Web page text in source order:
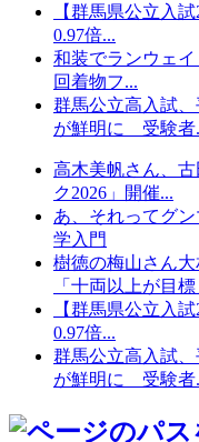
【群馬県公立入
0.97倍...
和装でランウェ
回着物フ...
群馬公立高入試
が鮮明に 受験者
高木美帆さん、
ク2026」開催...
あ、それってグ
学入門
樹徳の梅山さん
「十両以上が目標
【群馬県公立入
0.97倍...
群馬公立高入試
が鮮明に 受験者